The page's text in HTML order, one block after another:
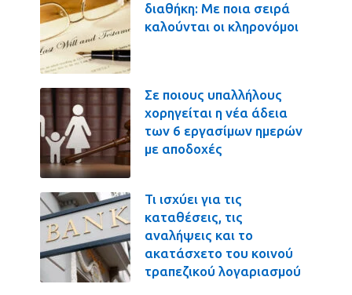
διαθήκη: Με ποια σειρά
καλούνται οι κληρονόμοι
Σε ποιους υπαλλήλους
χορηγείται η νέα άδεια
των 6 εργασίμων ημερών
με αποδοχές
Τι ισχύει για τις
καταθέσεις, τις
αναλήψεις και το
ακατάσχετο του κοινού
τραπεζικού λογαριασμού